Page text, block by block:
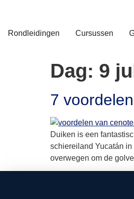
Rondleidingen Cursussen
Dag: 9
7
Duiken is een
schiereiland Yucatán
overwegen om de